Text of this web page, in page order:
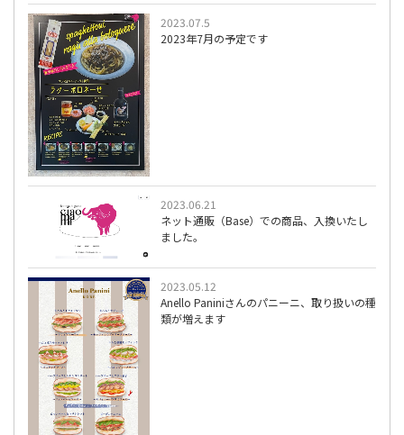
2023.07.5
2023年7月の予定です
2023.06.21
ネット通販（Base）での商品、入換いたし
ました。
2023.05.12
Anello Paniniさんのパニーニ、取り扱いの種
類が増えます